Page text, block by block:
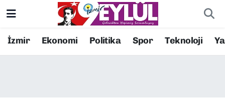
İzmir Ekonomi Politika Spor Teknoloji
Resmi İlanlar
Konak Nöbetçi Eczaneler